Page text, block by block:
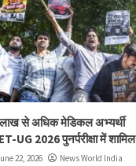
से अधिक मेडिकल अभ्यर्थी
UG 2026 पुनर्परीक्षा में शामिल
22, 2026 News World India